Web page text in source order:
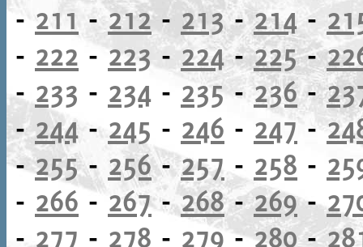
- 211 -212- 213-214-
- 222 -223 -224-225-
- 233 - 234 - 235-236-
-244-245 - 246 - 247-
-255- 256-257- 258 -
- 266- 267-268-269-
- 277 - 278 - 279-280-